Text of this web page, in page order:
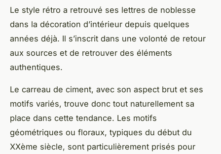
Le style rétro a retrouvé ses lettres de noblesse
dans la décoration d’intérieur depuis quelques
années déjà. Il s’inscrit dans une volonté de retour
aux sources et de retrouver des éléments
authentiques.
Le carreau de ciment, avec son aspect brut et ses
motifs variés, trouve donc tout naturellement sa
place dans cette tendance. Les motifs
géométriques ou floraux, typiques du début du
XXème siècle, sont particulièrement prisés pour